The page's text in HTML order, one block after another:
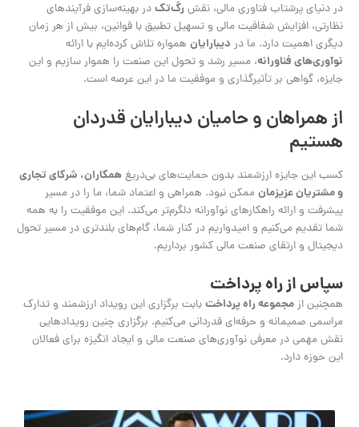
در دنیای پرشتاب فناوری مالی، نقشرگ‌تکدر بهینه‌سازی فرآیندهای
نظارتی، افزایش شفافیت مالی و تسهیل تطبیق با قوانین، بیش از هر زمان
دیگری اهمیت دارد. ما در دیبارایان همواره تلاش کرده‌ایم با ارائه
نوآوری‌های فناورانه، مسیر رشد و تحول این صنعت را هموار سازیم و این
جایزه، گواهی بر تأثیرگذاری و موفقیت ما در این عرصه است.
از همراهان و حامیان دیبارایان قدردان
هستیم
کسب این جایزه ارزشمند بدون حمایت‌های بی‌دریغهمکاران، شرکای تجاری
و مشتریان عزیزمانممکن نبود. همراهی و اعتماد شما، ما را در مسیر
پیشرفت و ارائه راهکارهای نوآورانه دلگرم‌تر می‌کند. این موفقیت را به همه
شما تقدیم می‌کنیم و امیدواریم در کنار شما، گام‌های بلندتری در مسیر تحول
دیجیتال و ارتقای صنعت مالی کشور برداریم.
سپاس از راه پرداخت
همچنین ازمجموعه راه پرداختبابت برگزاری این رویداد ارزشمند و تدارک
مراسمی صمیمانه و حرفه‌ای قدردانی می‌کنیم. برگزاری چنین رویدادهایی
نقش مهمی در معرفی نوآوری‌های صنعت مالی و ایجاد انگیزه برای فعالان
این حوزه دارد.